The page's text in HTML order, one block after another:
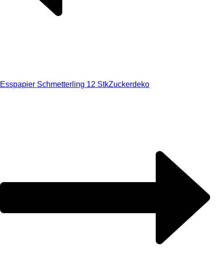
Esspapier Schmetterling 12 StkZuckerdeko